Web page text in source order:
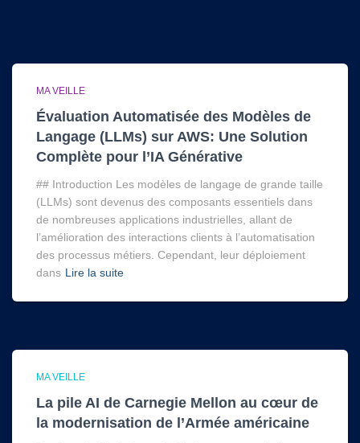
MA VEILLE
Évaluation Automatisée des Modèles de
Langage (LLMs) sur AWS: Une Solution
Complète pour l’IA Générative
## Introduction Les modèles de langage de grande taille
(LLMs) sont devenus des composants essentiels dans
de nombreuses applications industrielles, allant de
l’amélioration des interactions clients à l’automatisation
des processus métiers. Cependant, leur déploiement
dans Lire la suite
MA VEILLE
La pile AI de Carnegie Mellon au cœur de
la modernisation de l’Armée américaine